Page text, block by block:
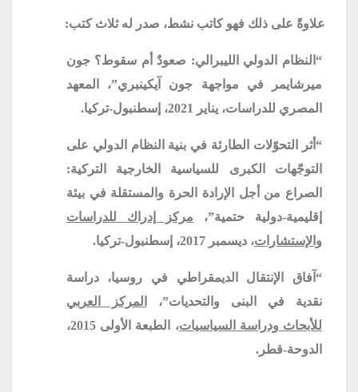
علاوةً على ذلك فهو كاتب نشط، صدر له ثلاث كتب:
“النظام الدولي الليبرالي: صعودٌ أم سقوط؟ جون
ميرشايمر في مواجهة جون آيكينبري”، المعهد
المصري للدراسات، يناير 2021، إسطنبول-تركيا.
“أثر التحوّلات الطارئة في بنية النظام الدولي على
التوجّهات الكبرى للسياسية الخارجية التركية:
الصراع من أجل الإرادة الحرة والمستقلة في بيئة
إقليمية-دولية حتمية”، مركز إدراك للدراسات
والإستشارات، ديسمبر 2017، إسطنبول-تركيا.
“آفاق الإنتقال الديمقراطي في روسيا، دراسة
نقدية في البنى والتحديات”،
المركز العربي
للأبحاث ودراسة السياسيات
، الطبعة الأولى 2015،
الدوحة-قطر.